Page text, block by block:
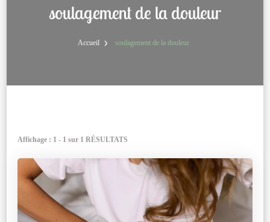
soulagement de la douleur
Accueil soulagement de la douleur
Affichage : 1 - 1 sur 1 RÉSULTATS